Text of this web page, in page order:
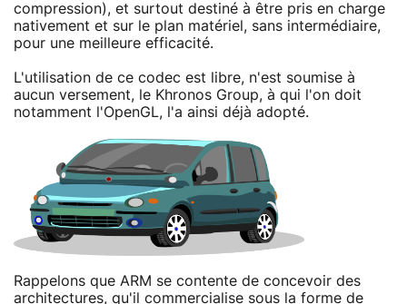
compression), et surtout destiné à être pris en charge
nativement et sur le plan matériel, sans intermédiaire,
pour une meilleure efficacité.
L'utilisation de ce codec est libre, n'est soumise à
aucun versement, le Khronos Group, à qui l'on doit
notamment l'OpenGL, l'a ainsi déjà adopté.
Rappelons que ARM se contente de concevoir des
architectures, qu'il commercialise sous la forme de